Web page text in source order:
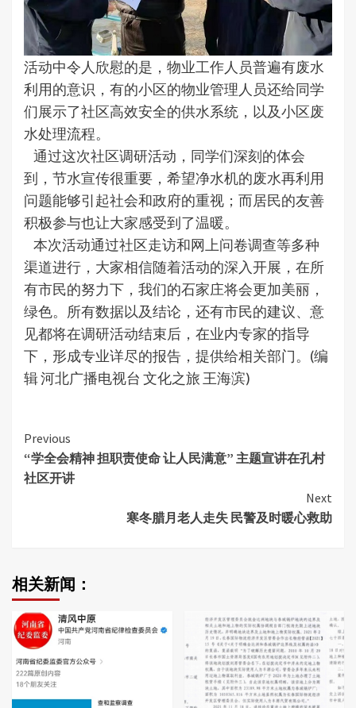
活动中令人欣慰的是，物业工作人员普遍有废水
利用的意识，有的小区的物业管理人员还给同学
们展示了社区高效安全的供水系统，以及小区废
水处理流程。
通过这次社区调研活动，同学们深刻的体会
到，节水宣传很重要，希望净水机的废水再利用
问题能够引起社会和政府的重视；而居民的友善
积极参与也让大家感受到了温暖。
本次活动通过社区走访和网上问卷调查等多种
渠道进行，大家相信随着活动的深入开展，在所
有市民的努力下，我们的石家庄将会更加美丽，
绿色。所有数据以及结论，还有市民的建议、意
见都将在调研活动结束后，在业内专家的指导
下，形成专业详尽的报告，提供给相关部门。(编
辑 河北广播电视台 文化之旅 王海滨)
Continue
Reading
Previous
“学全会精神 担职责使命 让人民满意” 主题宣讲在孔村
社区开讲
Next
寒冬腊月老人走失 民警及时暖心救助
相关新闻：